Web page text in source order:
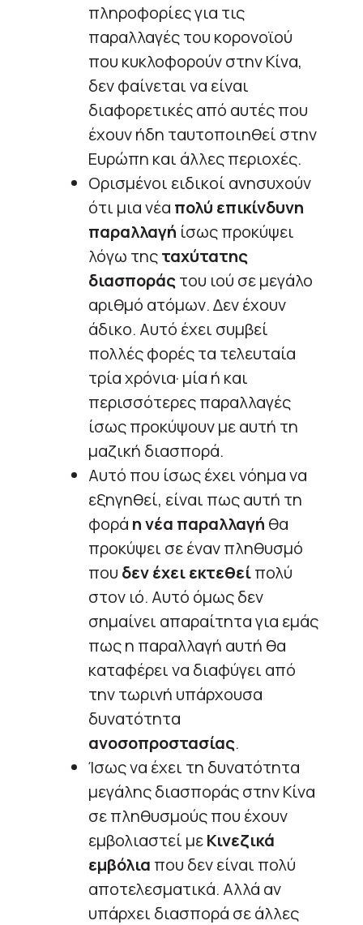
πληροφορίες για τις
παραλλαγές του κορονοϊού
που κυκλοφορούν στην Κίνα,
δεν φαίνεται να είναι
διαφορετικές από αυτές που
έχουν ήδη ταυτοποιηθεί στην
Ευρώπη και άλλες περιοχές.
Ορισμένοι ειδικοί ανησυχούν
ότι μια νέα πολύ επικίνδυνη
παραλλαγή ίσως προκύψει
λόγω τηςταχύτατης
διασποράςτου ιού σε μεγάλο
αριθμό ατόμων. Δεν έχουν
άδικο. Αυτό έχει συμβεί
πολλές φορές τα τελευταία
τρία χρόνια· μία ή και
περισσότερες παραλλαγές
ίσως προκύψουν με αυτή τη
μαζική διασπορά.
Αυτό που ίσως έχει νόημα να
εξηγηθεί, είναι πως αυτή τη
φορά η νέα παραλλαγή θα
προκύψει σε έναν πληθυσμό
που δεν έχει εκτεθείπολύ
στον ιό. Αυτό όμως δεν
σημαίνει απαραίτητα για εμάς
πως η παραλλαγή αυτή θα
καταφέρει να διαφύγει από
την τωρινή υπάρχουσα
δυνατότητα
ανοσοπροστασίας.
Ίσως να έχει τη δυνατότητα
μεγάλης διασποράς στην Κίνα
σε πληθυσμούς που έχουν
εμβολιαστεί μεΚινεζικά
εμβόλια που δεν είναι πολύ
αποτελεσματικά. Αλλά αν
υπάρχει διασπορά σε άλλες